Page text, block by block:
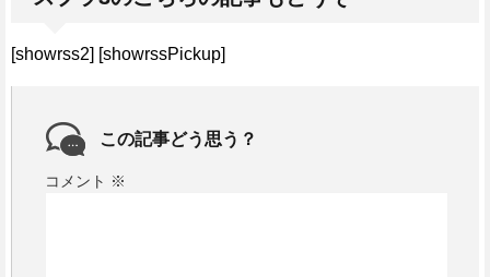
[showrss2] [showrssPickup]
この記事どう思う？
コメント ※